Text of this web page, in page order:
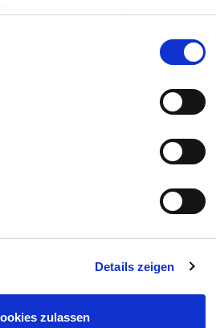
ihnen bereitgestellt haben oder
Details zeigen
zulassen